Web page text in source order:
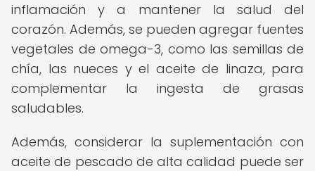
inflamación y a mantener la salud del
corazón. Además, se pueden agregar fuentes
vegetales de omega-3, como las semillas de
chía, las nueces y el aceite de linaza, para
complementar la ingesta de grasas
saludables.
Además, considerar la suplementación con
aceite de pescado de alta calidad puede ser